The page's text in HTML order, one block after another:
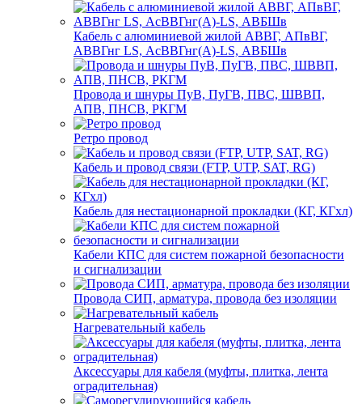
Кабель с алюминиевой жилой АВВГ, АПвВГ,
АВВГнг LS, АсВВГнг(А)-LS, АВБШв
Провода и шнуры ПуВ, ПуГВ, ПВС, ШВВП,
АПВ, ПНСВ, РКГМ
Ретро провод
Кабель и провод связи (FTP, UTP, SAT, RG)
Кабель для нестационарной прокладки (КГ, КГхл)
Кабели КПС для систем пожарной безопасности
и сигнализации
Провода СИП, арматура, провода без изоляции
Нагревательный кабель
Аксессуары для кабеля (муфты, плитка, лента
оградительная)